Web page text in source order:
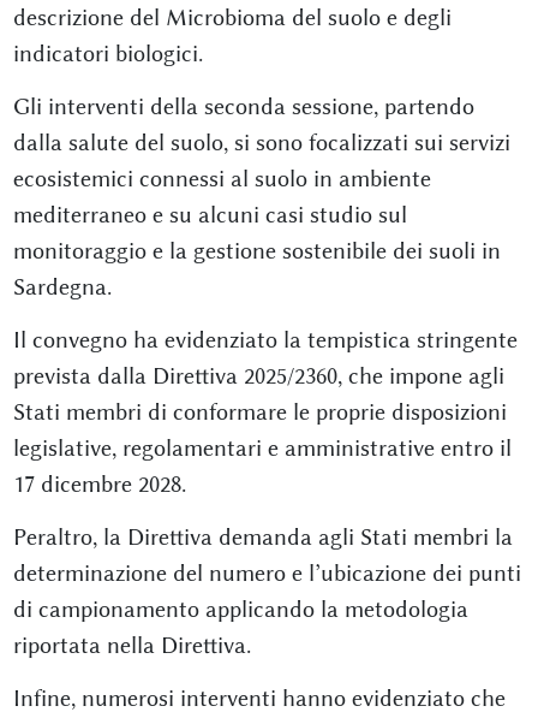
descrizione del Microbioma del suolo e degli
indicatori biologici.
Gli interventi della seconda sessione, partendo
dalla salute del suolo, si sono focalizzati sui servizi
ecosistemici connessi al suolo in ambiente
mediterraneo e su alcuni casi studio sul
monitoraggio e la gestione sostenibile dei suoli in
Sardegna.
Il convegno ha evidenziato la tempistica stringente
prevista dalla Direttiva 2025/2360, che impone agli
Stati membri di conformare le proprie disposizioni
legislative, regolamentari e amministrative entro il
17 dicembre 2028.
Peraltro, la Direttiva demanda agli Stati membri la
determinazione del numero e l’ubicazione dei punti
di campionamento applicando la metodologia
riportata nella Direttiva.
Infine, numerosi interventi hanno evidenziato che